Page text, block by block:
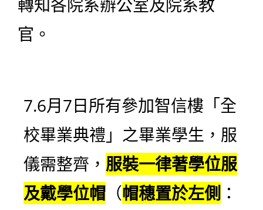
官。
7.6月7日所有參加智信樓「全
校畢業典禮」之畢業學生，服
儀需整齊， 服裝一律著學位服
及戴學位帽（帽穗置於左側 ：